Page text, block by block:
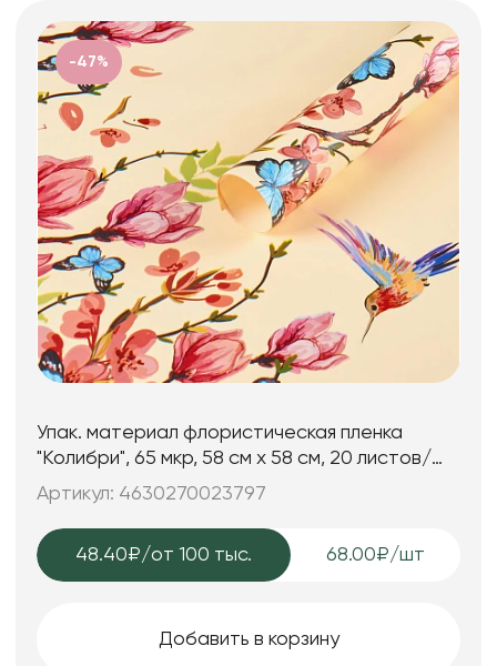
-47%
Упак. материал флористическая пленка
"Колибри", 65 мкр, 58 см х 58 cм, 20 листов/
упак., шампань
Артикул: 4630270023797
48.40₽/от 100 тыс. 68.00₽/шт
Добавить в корзину